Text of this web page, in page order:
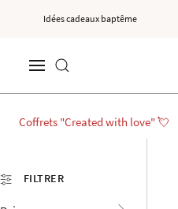
Idées cadeaux baptême
Coffrets "Created with love" 💘
FILTRER